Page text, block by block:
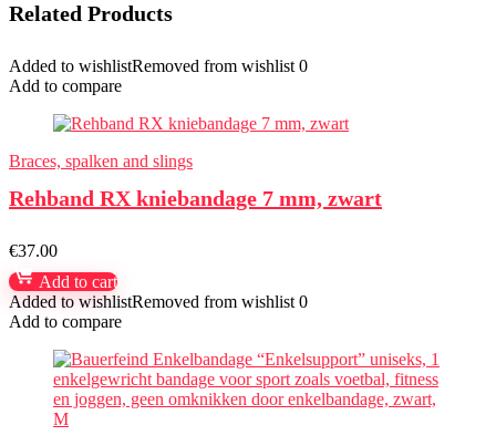
Related Products
Added to wishlistRemoved from wishlist 0
Add to compare
Braces, spalken and slings
Rehband RX kniebandage 7 mm, zwart
€37.00
Add to cart
Added to wishlistRemoved from wishlist 0
Add to compare